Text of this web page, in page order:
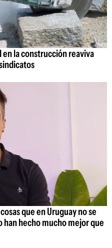
en la construcción reaviva
que en Uruguay no se
hecho mucho mejor que